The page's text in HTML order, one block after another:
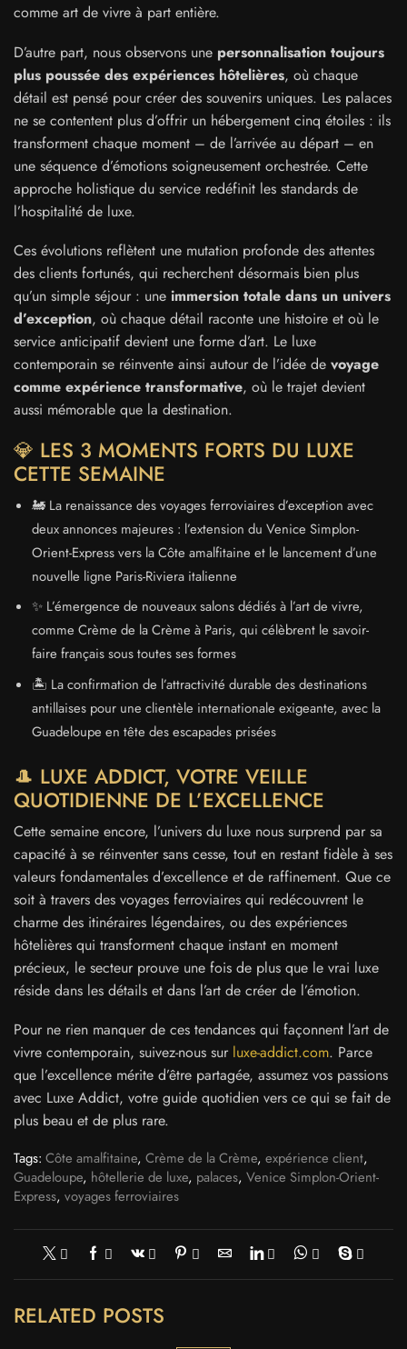
comme art de vivre à part entière.
D’autre part, nous observons une personnalisation toujours
plus poussée des expériences hôtelières, où chaque
détail est pensé pour créer des souvenirs uniques. Les palaces
ne se contentent plus d’offrir un hébergement cinq étoiles : ils
transforment chaque moment – de l’arrivée au départ – en
une séquence d’émotions soigneusement orchestrée. Cette
approche holistique du service redéfinit les standards de
l’hospitalité de luxe.
Ces évolutions reflètent une mutation profonde des attentes
des clients fortunés, qui recherchent désormais bien plus
qu’un simple séjour : une immersion totale dans un univers
d’exception, où chaque détail raconte une histoire et où le
service anticipatif devient une forme d’art. Le luxe
contemporain se réinvente ainsi autour de l’idée de voyage
comme expérience transformative, où le trajet devient
aussi mémorable que la destination.
💎 LES 3 MOMENTS FORTS DU LUXE
CETTE SEMAINE
🚂 La renaissance des voyages ferroviaires d’exception avec
deux annonces majeures : l’extension du Venice Simplon-
Orient-Express vers la Côte amalfitaine et le lancement d’une
nouvelle ligne Paris-Riviera italienne
✨ L’émergence de nouveaux salons dédiés à l’art de vivre,
comme Crème de la Crème à Paris, qui célèbrent le savoir-
faire français sous toutes ses formes
🏝️ La confirmation de l’attractivité durable des destinations
antillaises pour une clientèle internationale exigeante, avec la
Guadeloupe en tête des escapades prisées
🎩 LUXE ADDICT, VOTRE VEILLE
QUOTIDIENNE DE L’EXCELLENCE
Cette semaine encore, l’univers du luxe nous surprend par sa
capacité à se réinventer sans cesse, tout en restant fidèle à ses
valeurs fondamentales d’excellence et de raffinement. Que ce
soit à travers des voyages ferroviaires qui redécouvrent le
charme des itinéraires légendaires, ou des expériences
hôtelières qui transforment chaque instant en moment
précieux, le secteur prouve une fois de plus que le vrai luxe
réside dans les détails et dans l’art de créer de l’émotion.
Pour ne rien manquer de ces tendances qui façonnent l’art de
vivre contemporain, suivez-nous sur luxe-addict.com. Parce
que l’excellence mérite d’être partagée, assumez vos passions
avec Luxe Addict, votre guide quotidien vers ce qui se fait de
plus beau et de plus rare.
Tags: Côte amalfitaine, Crème de la Crème, expérience client,
Guadeloupe, hôtellerie de luxe, palaces, Venice Simplon-Orient-
Express, voyages ferroviaires
RELATED POSTS